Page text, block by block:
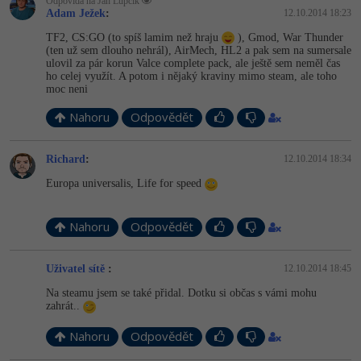
Adam Ježek: 12.10.2014 18:23
TF2, CS:GO (to spíš lamim než hraju
), Gmod, War Thunder
(ten už sem dlouho nehrál), AirMech, HL2 a pak sem na sumersale
ulovil za pár korun Valce complete pack, ale ještě sem neměl čas
ho celej využít. A potom i nějaký kraviny mimo steam, ale toho
moc neni
Nahoru Odpovědět
Richard: 12.10.2014 18:34
Europa universalis, Life for speed
Nahoru Odpovědět
Uživatel sítě : 12.10.2014 18:45
Na steamu jsem se také přidal. Dotku si občas s vámi mohu
zahrát..
Nahoru Odpovědět